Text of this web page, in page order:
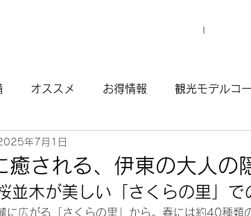
オススメ お得情報 観光モデルコ
観光モデルコース渋谷原宿
ナ
癒される、伊東の大人の
年7月1日
木が美しい「さくらの里」で
に広がる「さくらの里」から。春には約40種類